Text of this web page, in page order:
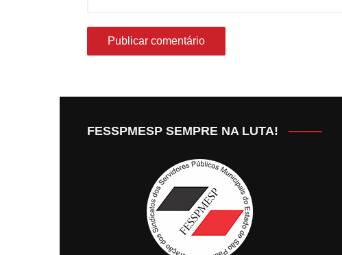
FESSPMESP SEMPRE NA LUTA!